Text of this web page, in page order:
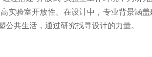
实验室开放性。在设计中，专业背景涵
共生活，通过研究找寻设计的力量。